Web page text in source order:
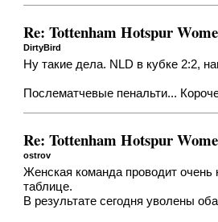
Re: Tottenham Hotspur
DirtyBird
Ну такие дела. NLD в кубке 2:2,
Послематчевые пенальти...
Re: Tottenham Hotspur
ostrov
Женская команда проводит
таблице.
В результате сегодня уволены